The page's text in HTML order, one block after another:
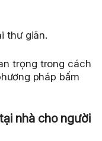
thư giãn.
trọng trong cách
pháp bấm
nhà cho người